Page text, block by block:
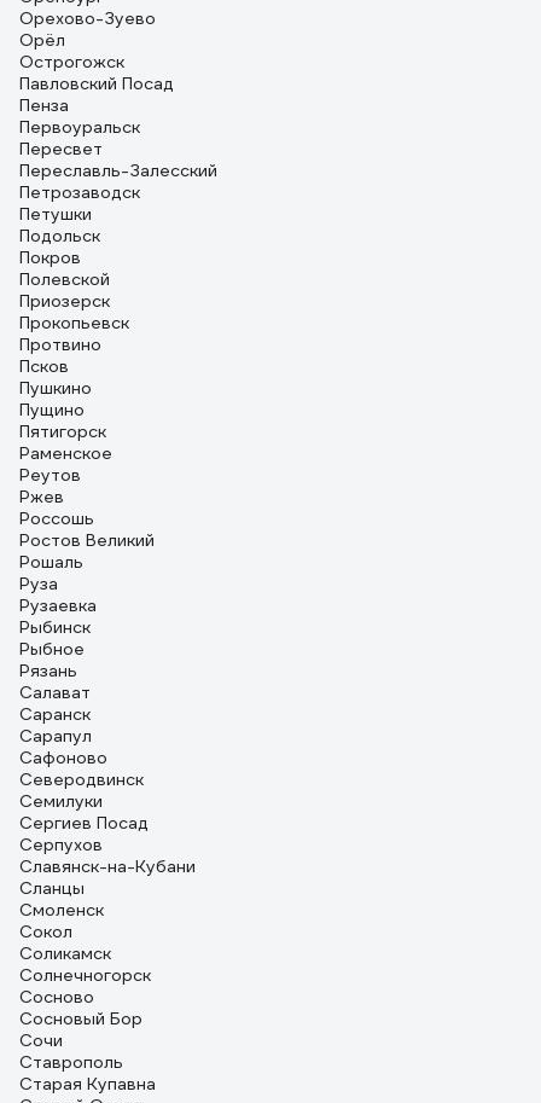
Орехово-Зуево
Орёл
Острогожск
Павловский Посад
Пенза
Первоуральск
Пересвет
Переславль-Залесский
Петрозаводск
Петушки
Подольск
Покров
Полевской
Приозерск
Прокопьевск
Протвино
Псков
Пушкино
Пущино
Пятигорск
Раменское
Реутов
Ржев
Россошь
Ростов Великий
Рошаль
Руза
Рузаевка
Рыбинск
Рыбное
Рязань
Салават
Саранск
Сарапул
Сафоново
Северодвинск
Семилуки
Сергиев Посад
Серпухов
Славянск-на-Кубани
Сланцы
Смоленск
Сокол
Соликамск
Солнечногорск
Сосново
Сосновый Бор
Сочи
Ставрополь
Старая Купавна